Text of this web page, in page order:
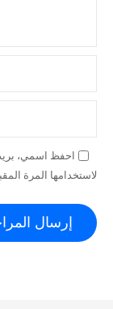
احفظ اسمي،
لاستخدامها المرة